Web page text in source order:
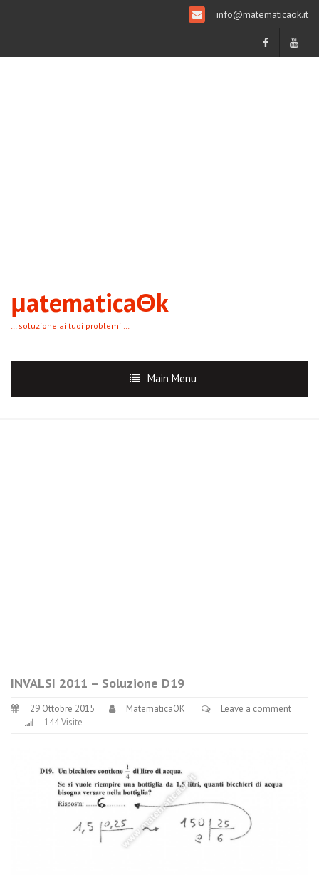
info@matematicaok.it
μatematicaΘk
… soluzione ai tuoi problemi …
Main Menu
INVALSI 2011 – Soluzione D19
29 Ottobre 2015 MatematicaOK
Leave a comment
144 Visite